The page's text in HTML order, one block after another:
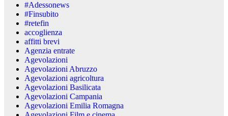
#Adessonews
#Finsubito
#retefin
accoglienza
affitti brevi
Agenzia entrate
Agevolazioni
Agevolazioni Abruzzo
Agevolazioni agricoltura
Agevolazioni Basilicata
Agevolazioni Campania
Agevolazioni Emilia Romagna